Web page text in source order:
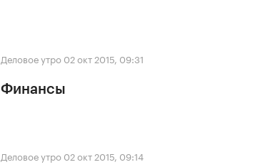
Деловое утро 02 окт 2015, 09:31
Финансы
Деловое утро 02 окт 2015, 09:14